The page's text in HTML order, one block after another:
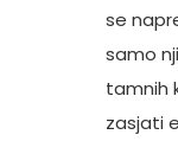
se
samo
tamnih
zasjati